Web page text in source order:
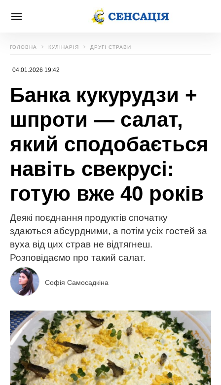
ГОЛОВНА КУЛІНАРІЯ ДРУГІ СТРАВИ
04.01.2026 19:42
Банка кукурудзи +
шпроти — салат,
який сподобається
навіть свекрусі:
готую вже 40 років
Деякі поєднання продуктів спочатку
здаються абсурдними, а потім усіх гостей за
вуха від цих страв не відтягнеш.
Розповідаємо про такий салат.
Софія Самосадкіна